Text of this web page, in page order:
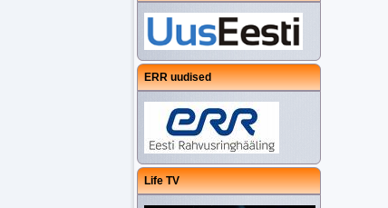
ERR uudised
Life TV